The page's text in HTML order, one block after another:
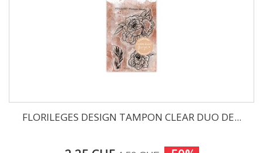
FLORILEGES DESIGN TAMPON CLEAR DUO DE...